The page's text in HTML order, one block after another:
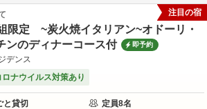
限定 ~炭火焼イタリアン~オドーリ・
ンのディナーコース付
即予約
デンス
ナウイルス対策あり
と貸切 定員8名
注目の宿